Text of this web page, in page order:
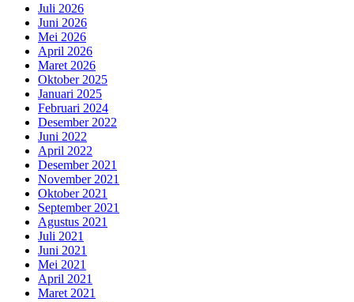
Juli 2026
Juni 2026
Mei 2026
April 2026
Maret 2026
Oktober 2025
Januari 2025
Februari 2024
Desember 2022
Juni 2022
April 2022
Desember 2021
November 2021
Oktober 2021
September 2021
Agustus 2021
Juli 2021
Juni 2021
Mei 2021
April 2021
Maret 2021